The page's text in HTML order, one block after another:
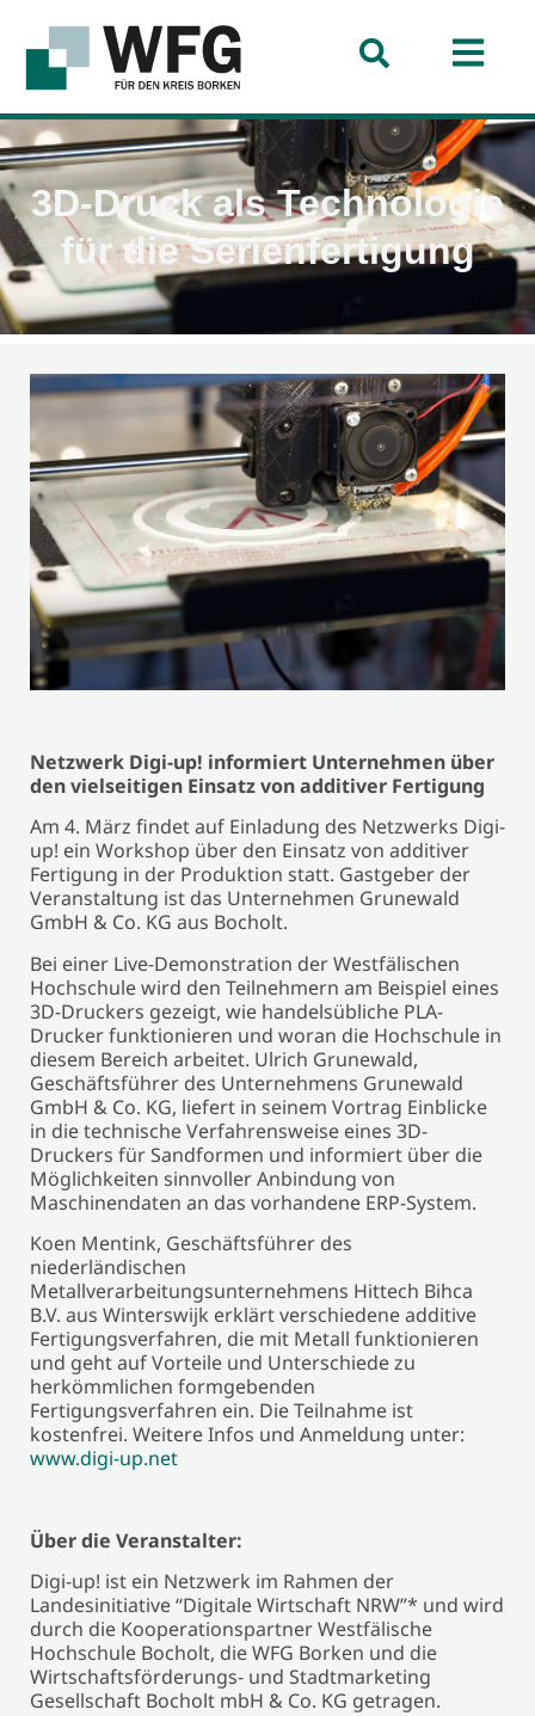
3D-Druck als Technologie
für die Serienfertigung
Netzwerk Digi-up! informiert Unternehmen über
den vielseitigen Einsatz von additiver Fertigung
Am 4. März findet auf Einladung des Netzwerks Digi-
up! ein Workshop über den Einsatz von additiver
Fertigung in der Produktion statt. Gastgeber der
Veranstaltung ist das Unternehmen Grunewald
GmbH & Co. KG aus Bocholt.
Bei einer Live-Demonstration der Westfälischen
Hochschule wird den Teilnehmern am Beispiel eines
3D-Druckers gezeigt, wie handelsübliche PLA-
Drucker funktionieren und woran die Hochschule in
diesem Bereich arbeitet. Ulrich Grunewald,
Geschäftsführer des Unternehmens Grunewald
GmbH & Co. KG, liefert in seinem Vortrag Einblicke
in die technische Verfahrensweise eines 3D-
Druckers für Sandformen und informiert über die
Möglichkeiten sinnvoller Anbindung von
Maschinendaten an das vorhandene ERP-System.
Koen Mentink, Geschäftsführer des
niederländischen
Metallverarbeitungsunternehmens Hittech Bihca
B.V. aus Winterswijk erklärt verschiedene additive
Fertigungsverfahren, die mit Metall funktionieren
und geht auf Vorteile und Unterschiede zu
herkömmlichen formgebenden
Fertigungsverfahren ein. Die Teilnahme ist
kostenfrei. Weitere Infos und Anmeldung unter:
www.digi-up.net
Über die Veranstalter:
Digi-up! ist ein Netzwerk im Rahmen der
Landesinitiative “Digitale Wirtschaft NRW”* und wird
durch die Kooperationspartner Westfälische
Hochschule Bocholt, die WFG Borken und die
Wirtschaftsförderungs- und Stadtmarketing
Gesellschaft Bocholt mbH & Co. KG getragen.